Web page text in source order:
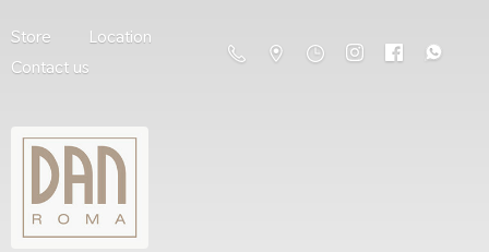
Store
Location
Contact us